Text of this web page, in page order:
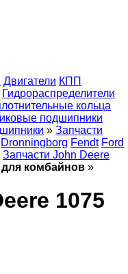
Двигатели КПП
Гидрораспределители
кольца
подшипники
» Запчасти
Dronningborg Fendt Ford
Запчасти John Deere
для комбайнов »
1075